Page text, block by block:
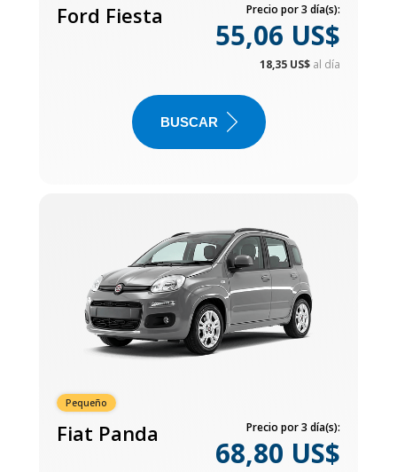
Ford Fiesta Precio por 3 día(s):
55,06 US$
18,35 US$ al día
BUSCAR
Pequeño
Fiat Panda Precio por 3 día(s):
68,80 US$